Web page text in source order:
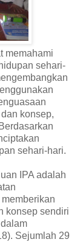
memahami
sehari-
konsep,
sehari-hari.
IPA adalah
konsep sendiri
Sejumlah 29